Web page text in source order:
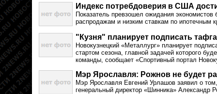
Индекс потребдоверия в США
Показатель превзошел ожидания экономистов
распродажам и низким ставкам по ипотечным
"Кузня" планирует подписать
Новокузнецкий «Металлург» планирует
стартом сезона, главной задачей которого
команды, сообщает «Спортивный портал
Мэр Ярославля: Рожнов не будет
Мэр Ярославля Евгений Урлашов заявил о
генеральный директор «Шинника» Александр